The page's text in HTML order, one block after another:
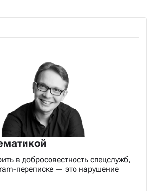
в добросовестность спецслужб,
переписке — это нарушение